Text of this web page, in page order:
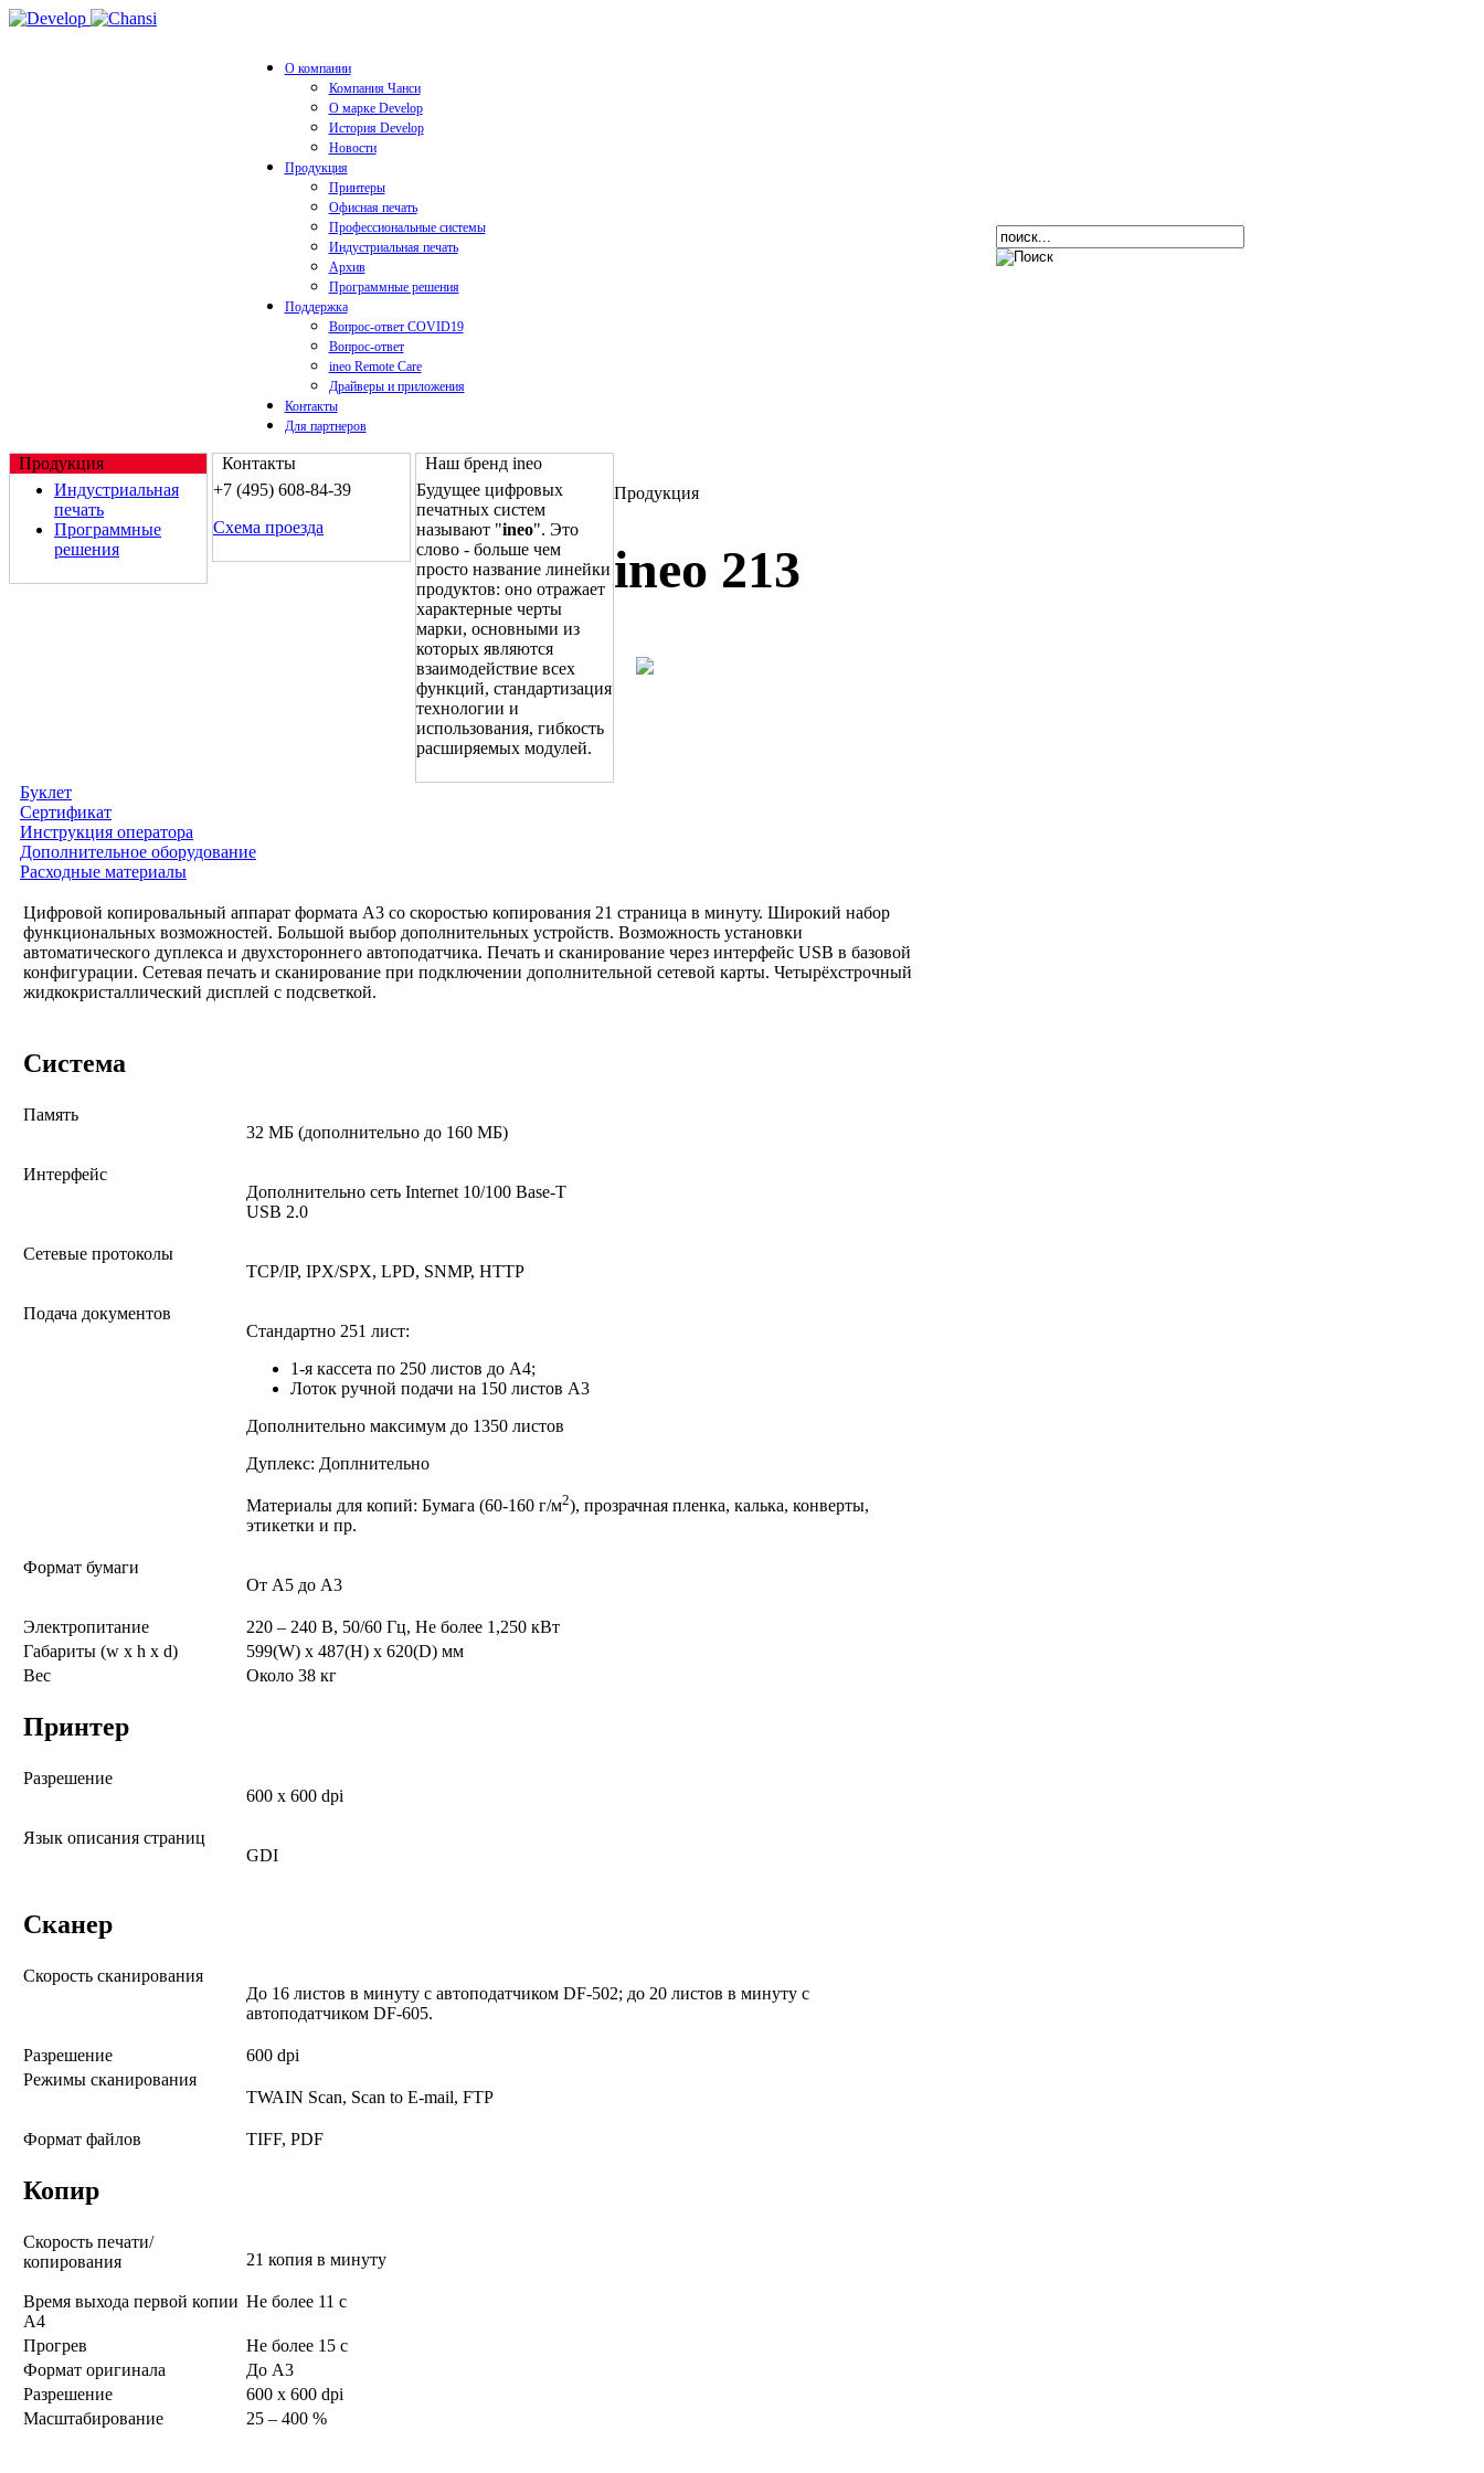
О компании
Компания Чанси
О марке Develop
История Develop
Новости
Продукция
Принтеры
Офисная печать
Профессиональные системы
Индустриальная печать
Архив
Программные решения
Поддержка
Вопрос-ответ COVID19
Вопрос-ответ
ineo Remote Care
Драйверы и приложения
Контакты
Для партнеров
Продукция
Индустриальная
печать
Программные
решения
Контакты
+7 (495) 608-84-39
Схема проезда
Наш бренд ineo
Будущее цифровых
печатных систем
называют "ineo". Это
слово - больше чем
просто название линейки
продуктов: оно отражает
характерные черты
марки, основными из
которых являются
взаимодействие всех
функций, стандартизация
технологии и
использования, гибкость
расширяемых модулей.
Продукция
ineo 213
Буклет
Сертификат
Инструкция оператора
Дополнительное оборудование
Расходные материалы
Цифровой копировальный аппарат формата A3 со скоростью копирования 21 страница в минуту. Широкий набор
функциональных возможностей. Большой выбор дополнительных устройств. Возможность установки
автоматического дуплекса и двухстороннего автоподатчика. Печать и сканирование через интерфейс USB в базовой
конфигурации. Сетевая печать и сканирование при подключении дополнительной сетевой карты. Четырёхстрочный
жидкокристаллический дисплей с подсветкой.
Система
Память
32 МБ (дополнительно до 160 МБ)
Интерфейс
Дополнительно сеть Internet 10/100 Base-T
USB 2.0
Сетевые протоколы
TCP/IP, IPX/SPX, LPD, SNMP, HTTP
Подача документов
Стандартно 251 лист:
1-я кассета по 250 листов до A4;
Лоток ручной подачи на 150 листов А3
Дополнительно максимум до 1350 листов
Дуплекс: Доплнительно
Материалы для копий: Бумага (60-160 г/м2), прозрачная пленка, калька, конверты,
этикетки и пр.
Формат бумаги
От A5 до A3
Электропитание
220 – 240 В, 50/60 Гц, Не более 1,250 кВт
Габариты (w x h x d)
599(W) x 487(H) x 620(D) мм
Вес
Около 38 кг
Принтер
Разрешение
600 x 600 dpi
Язык описания страниц
GDI
Сканер
Скорость сканирования
До 16 листов в минуту с автоподатчиком DF-502; до 20 листов в минуту с
автоподатчиком DF-605.
Разрешение
600 dpi
Режимы сканирования
TWAIN Scan, Scan to E-mail, FTP
Формат файлов TIFF, PDF
Копир
Скорость печати/
копирования
21 копия в минуту
Время выхода первой копии
А4
Не более 11 с
Прогрев
Не более 15 с
Формат оригинала
До A3
Разрешение
600 x 600 dpi
Масштабирование
25 – 400 %